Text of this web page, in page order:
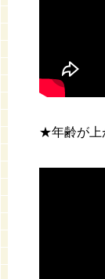
★年齢が上